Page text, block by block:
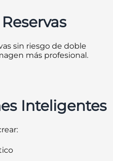
sin riesgo de doble
más profesional.
Inteligentes